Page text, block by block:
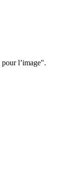
l’image".